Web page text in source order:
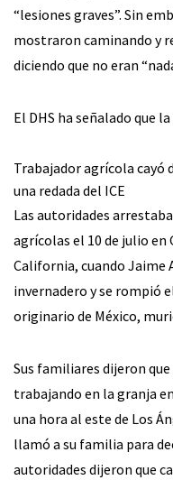
“lesiones graves”. Sin
mostraron caminando y
diciendo que no eran
El DHS ha señalado que
Trabajador agrícola cayó
una redada del ICE
Las autoridades
agrícolas el 10 de julio en
California, cuando Jaime
invernadero y se rompió
originario de México,
Sus familiares dijeron
trabajando en la granja
una hora al este de Los
llamó a su familia para
autoridades dijeron que